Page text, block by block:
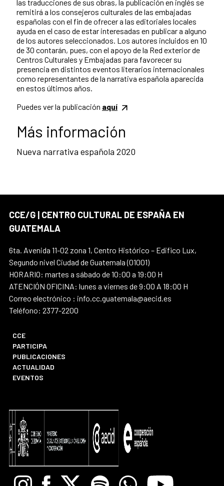
las traducciones de sus obras, la publicación en inglés se
remitirá a los consejeros culturales de las embajadas
españolas con el fin de ofrecer a las editoriales locales
ayuda en el caso de estar interesadas en publicar a alguno
de los autores seleccionados. Los autores incluidos en 10
de 30 contarán, pues, con el apoyo de la Red exterior de
Centros Culturales y Embajadas para favorecer su
presencia en distintos eventos literarios internacionales
como representantes de la narrativa española aparecida
en estos últimos años.
Puedes ver la publicación aquí
Más información
Nueva narrativa española 2020
CCE/G | CENTRO CULTURAL DE ESPAÑA EN
GUATEMALA
6ta. Avenida 11-02 zona 1, Centro Histórico – Edifico Lux,
Segundo nivel Ciudad de Guatemala (01001)
HORARIO: martes a sábado de 10:00 a 19:00 H
ATENCIÓN OFICINA: lunes a viernes de 9:00 A 18:00 H
Correo electrónico : info.cc.guatemala@aecid.es
Teléfono: 2377-2200
CCE
PARTICIPA
PUBLICACIONES
ACTUALIDAD
EVENTOS
InstagramFacebook
X Spotify WhatsappYoutube